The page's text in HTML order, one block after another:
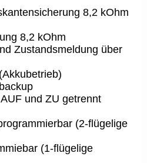
8,2 kOhm
8,2 kOhm
Zustandsmeldung über
und ZU getrennt
(2-flügelige
(1-flügelige